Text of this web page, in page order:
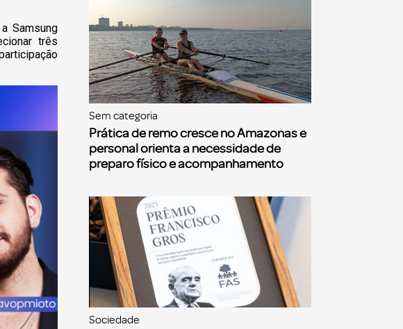
Samsung
três
Sem categoria
Prática de remo cresce no Amazonas e
personal orienta a necessidade de
preparo físico e acompanhamento
Sociedade